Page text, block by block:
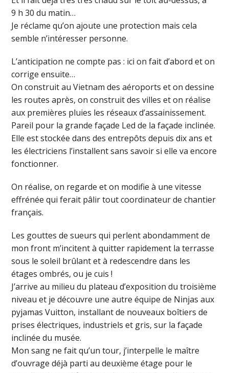
9 h 30 du matin…
Je réclame qu’on ajoute une protection mais cela
semble n’intéresser personne.
L’anticipation ne compte pas : ici on fait d’abord et on
corrige ensuite…
On construit au Vietnam des aéroports et on dessine
les routes après, on construit des villes et on réalise
aux premières pluies les réseaux d’assainissement.
Pareil pour la grande façade Led de la façade inclinée.
Elle est stockée dans des entrepôts depuis dix ans et
les électriciens l’installent sans savoir si elle va encore
fonctionner.
On réalise, on regarde et on modifie à une vitesse
effrénée qui ferait pâlir tout coordinateur de chantier
français.
Les gouttes de sueurs qui perlent abondamment de
mon front m’incitent à quitter rapidement la terrasse
sous le soleil brûlant et à redescendre dans les
étages ombrés, ou je cuis !
J’arrive au milieu du plateau d’exposition du troisième
niveau et je découvre une autre équipe de Ninjas aux
pyjamas Vuitton, installant de nouveaux boîtiers de
prises électriques, industriels et gris, sur la façade
inclinée du musée.
Mon sang ne fait qu’un tour, j’interpelle le maître
d’ouvrage déjà parti au deuxième étage pour le